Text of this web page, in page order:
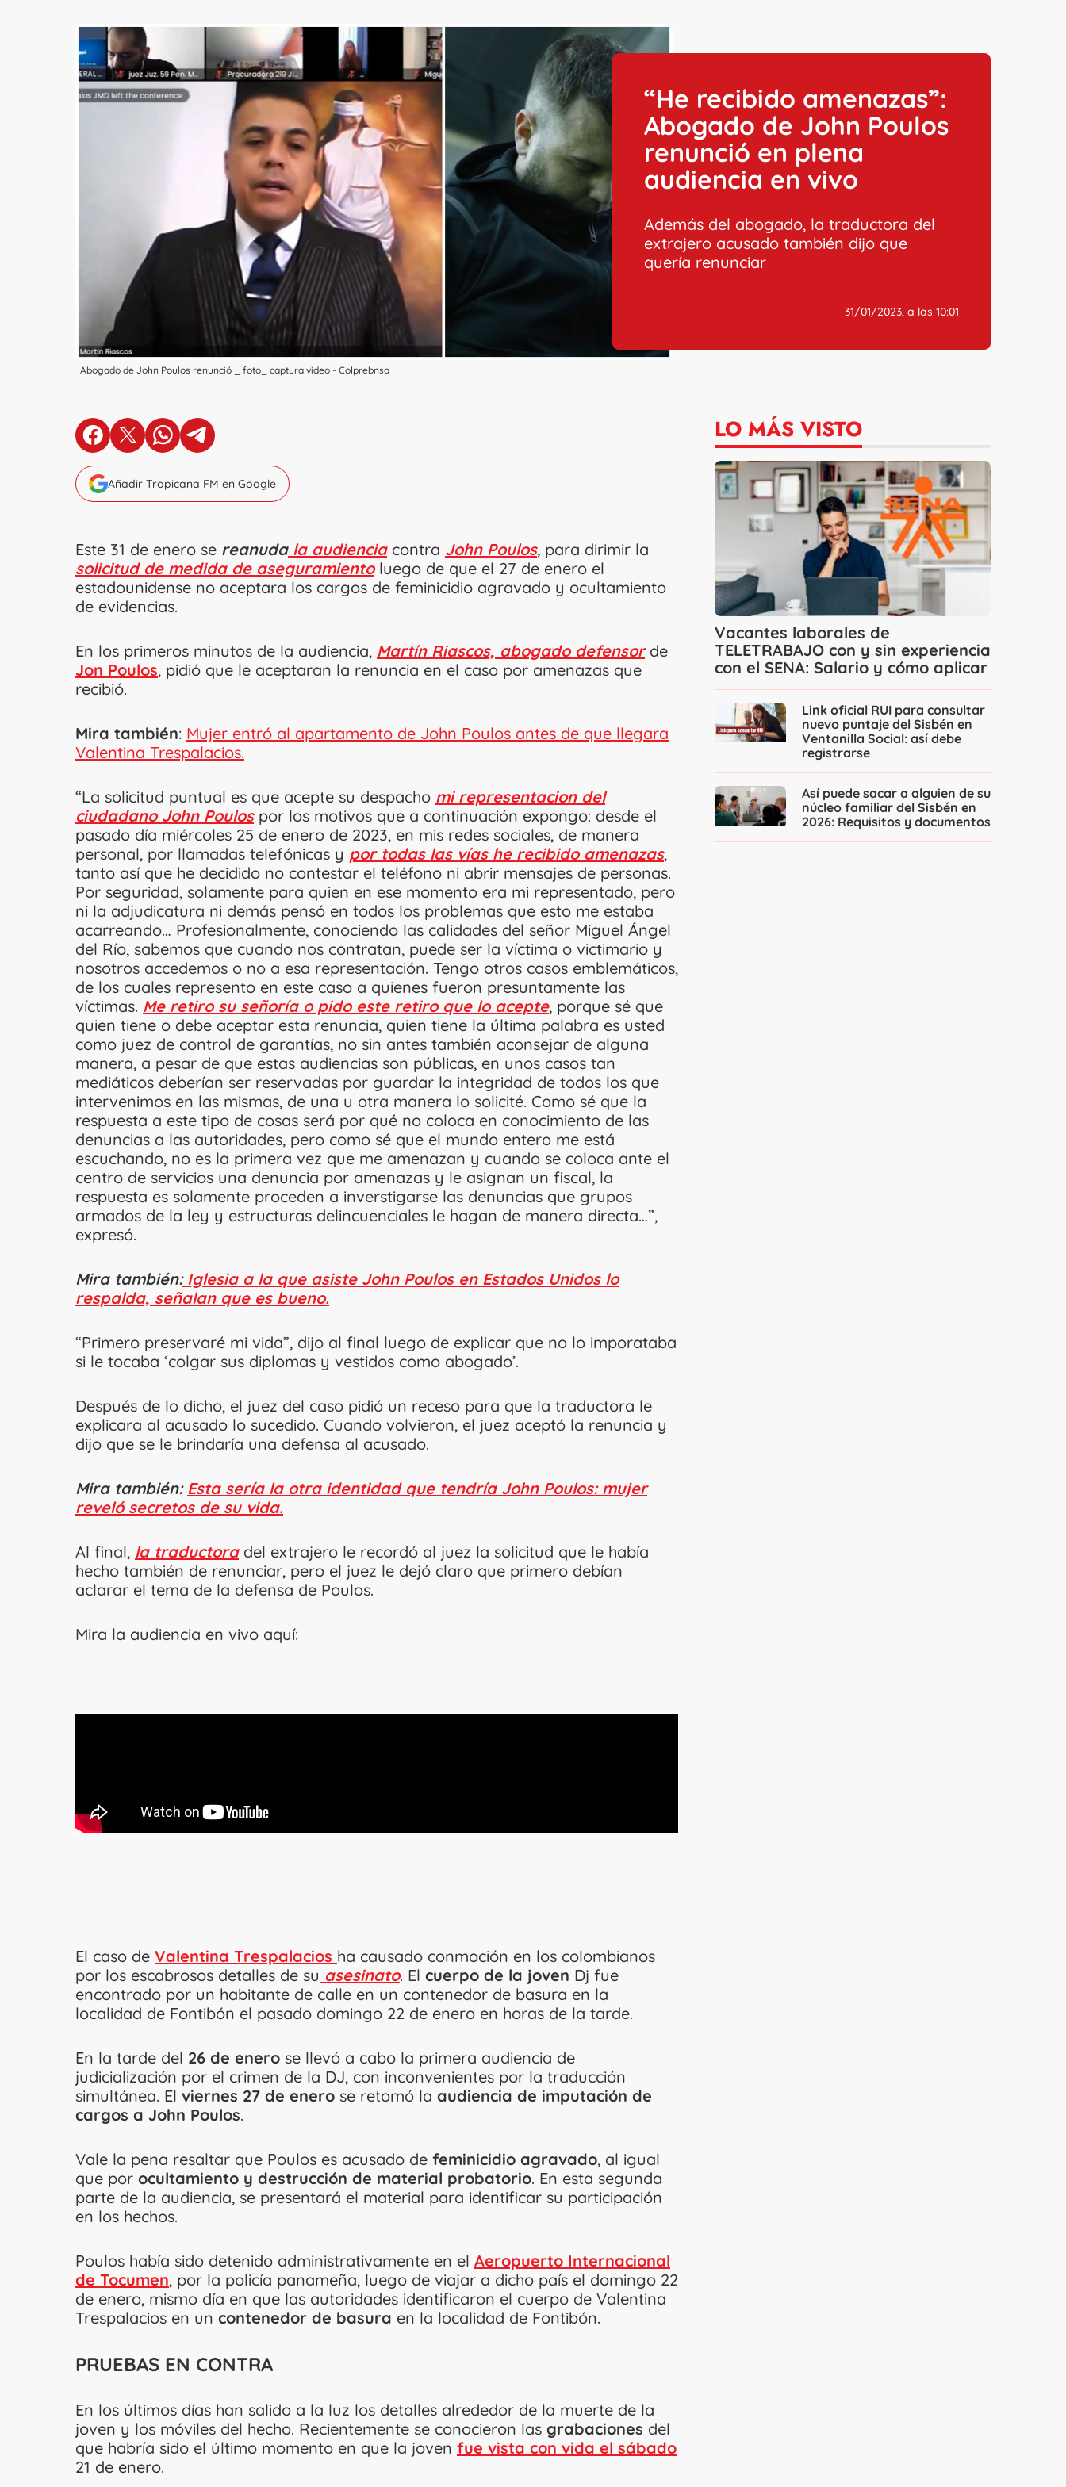
Abogado de John Poulos renunció _ foto_ captura video - Colprebnsa
“He recibido amenazas”:
Abogado de John Poulos
renunció en plena
audiencia en vivo
Además del abogado, la traductora del
extrajero acusado también dijo que
quería renunciar
31/01/2023, a las 10:01
en Facebook
en X en Whatsapp
en Telegram
Añadir Tropicana FM en Google
Este 31 de enero se reanudala audienciacontra John Poulos, para dirimir la
solicitud de medida de aseguramientoluego de que el 27 de enero el
estadounidense no aceptara los cargos de feminicidio agravado y ocultamiento
de evidencias.
En los primeros minutos de la audiencia, Martín Riascos, abogado defensorde
Jon Poulos, pidió que le aceptaran la renuncia en el caso por amenazas que
recibió.
Mira también: Mujer entró al apartamento de John Poulos antes de que llegara
Valentina Trespalacios.
“La solicitud puntual es que acepte su despacho mi representacion del
ciudadano John Poulospor los motivos que a continuación expongo: desde el
pasado día miércoles 25 de enero de 2023, en mis redes sociales, de manera
personal, por llamadas telefónicas y por todas las vías he recibido amenazas,
tanto así que he decidido no contestar el teléfono ni abrir mensajes de personas.
Por seguridad, solamente para quien en ese momento era mi representado, pero
ni la adjudicatura ni demás pensó en todos los problemas que esto me estaba
acarreando… Profesionalmente, conociendo las calidades del señor Miguel Ángel
del Río, sabemos que cuando nos contratan, puede ser la víctima o victimario y
nosotros accedemos o no a esa representación. Tengo otros casos emblemáticos,
de los cuales represento en este caso a quienes fueron presuntamente las
víctimas. Me retiro su señoría o pido este retiro que lo acepte, porque sé que
quien tiene o debe aceptar esta renuncia, quien tiene la última palabra es usted
como juez de control de garantías, no sin antes también aconsejar de alguna
manera, a pesar de que estas audiencias son públicas, en unos casos tan
mediáticos deberían ser reservadas por guardar la integridad de todos los que
intervenimos en las mismas, de una u otra manera lo solicité. Como sé que la
respuesta a este tipo de cosas será por qué no coloca en conocimiento de las
denuncias a las autoridades, pero como sé que el mundo entero me está
escuchando, no es la primera vez que me amenazan y cuando se coloca ante el
centro de servicios una denuncia por amenazas y le asignan un fiscal, la
respuesta es solamente proceden a inverstigarse las denuncias que grupos
armados de la ley y estructuras delincuenciales le hagan de manera directa…”,
expresó.
Mira también:Iglesia a la que asiste John Poulos en Estados Unidos lo
respalda, señalan que es bueno.
“Primero preservaré mi vida”, dijo al final luego de explicar que no lo imporataba
si le tocaba ‘colgar sus diplomas y vestidos como abogado’.
Después de lo dicho, el juez del caso pidió un receso para que la traductora le
explicara al acusado lo sucedido. Cuando volvieron, el juez aceptó la renuncia y
dijo que se le brindaría una defensa al acusado.
Mira también: Esta sería la otra identidad que tendría John Poulos: mujer
reveló secretos de su vida.
Al final, la traductoradel extrajero le recordó al juez la solicitud que le había
hecho también de renunciar, pero el juez le dejó claro que primero debían
aclarar el tema de la defensa de Poulos.
Mira la audiencia en vivo aquí:
El caso de Valentina Trespalacios ha causado conmoción en los colombianos
por los escabrosos detalles de su asesinato. El cuerpo de la joven Dj fue
encontrado por un habitante de calle en un contenedor de basura en la
localidad de Fontibón el pasado domingo 22 de enero en horas de la tarde.
En la tarde del 26 de enero se llevó a cabo la primera audiencia de
judicialización por el crimen de la DJ, con inconvenientes por la traducción
simultánea. El viernes 27 de enero se retomó la audiencia de imputación de
cargos a John Poulos.
Vale la pena resaltar que Poulos es acusado de feminicidio agravado, al igual
que por ocultamiento y destrucción de material probatorio. En esta segunda
parte de la audiencia, se presentará el material para identificar su participación
en los hechos.
Poulos había sido detenido administrativamente en el Aeropuerto Internacional
de Tocumen, por la policía panameña, luego de viajar a dicho país el domingo 22
de enero, mismo día en que las autoridades identificaron el cuerpo de Valentina
Trespalacios en un contenedor de basura en la localidad de Fontibón.
PRUEBAS EN CONTRA
En los últimos días han salido a la luz los detalles alrededor de la muerte de la
joven y los móviles del hecho. Recientemente se conocieron las grabaciones del
que habría sido el último momento en que la joven fue vista con vida el sábado
21 de enero.
LO MÁS VISTO
Vacantes laborales de
TELETRABAJO con y sin experiencia
con el SENA: Salario y cómo aplicar
Link oficial RUI para consultar
nuevo puntaje del Sisbén en
Ventanilla Social: así debe
registrarse
Así puede sacar a alguien de su
núcleo familiar del Sisbén en
2026: Requisitos y documentos